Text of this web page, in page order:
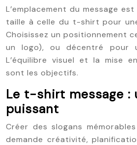
L’emplacement du message
taille à celle du t-shirt pour
Choisissez un positionnement
un logo), ou décentré pour
L’équilibre visuel et la mise
sont les objectifs.
Le t-shirt message :
puissant
Créer des slogans
demande créativité,